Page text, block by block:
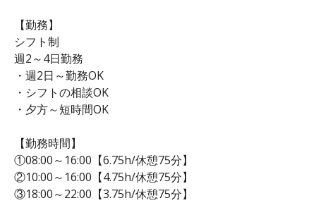
【勤務】
シフト制
週2～4日勤務
・週2日～勤務OK
・シフトの相談OK
・夕方～短時間OK
【勤務時間】
①08:00～16:00【6.75h/休憩75分】
②10:00～16:00【4.75h/休憩75分】
③18:00～22:00【3.75h/休憩75分】